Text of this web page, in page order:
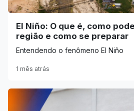
El Niño: O que é, como
região e como se preparar
Entendendo o fenômeno El Niño
1 mês atrás